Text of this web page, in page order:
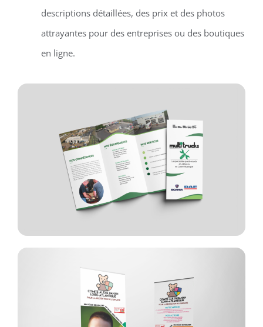
descriptions détaillées, des prix et des photos
attrayantes pour des entreprises ou des boutiques
en ligne.